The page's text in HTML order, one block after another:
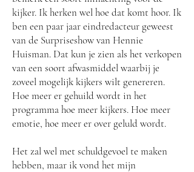
kijker. Ik herken wel hoe dat komt hoor. Ik
ben een paar jaar eindredacteur geweest
van de Surpriseshow van Hennie
Huisman. Dat kun je zien als het verkopen
van een soort afwasmiddel waarbij je
zoveel mogelijk kijkers wilt genereren.
Hoe meer er gehuild wordt in het
programma hoe meer kijkers. Hoe meer
emotie, hoe meer er over geluld wordt.
Het zal wel met schuldgevoel te maken
hebben, maar ik vond het mijn